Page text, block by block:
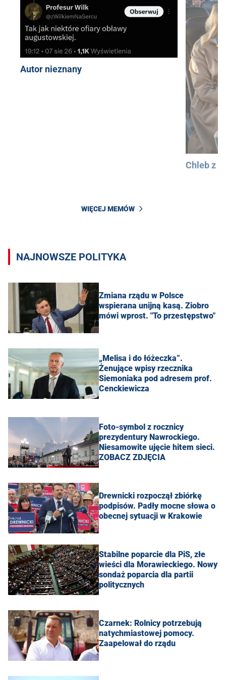
Autor nieznany
Chleb z
WIĘCEJ MEMÓW
NAJNOWSZE POLITYKA
Zmiana rządu w Polsce
wspierana unijną kasą. Ziobro
mówi wprost. "To przestępstwo"
„Melisa i do łóżeczka”.
Żenujące wpisy rzecznika
Siemoniaka pod adresem prof.
Cenckiewicza
Foto-symbol z rocznicy
prezydentury Nawrockiego.
Niesamowite ujęcie hitem sieci.
ZOBACZ ZDJĘCIA
Drewnicki rozpoczął zbiórkę
podpisów. Padły mocne słowa o
obecnej sytuacji w Krakowie
Stabilne poparcie dla PiS, złe
wieści dla Morawieckiego. Nowy
sondaż poparcia dla partii
politycznych
Czarnek: Rolnicy potrzebują
natychmiastowej pomocy.
Zaapelował do rządu